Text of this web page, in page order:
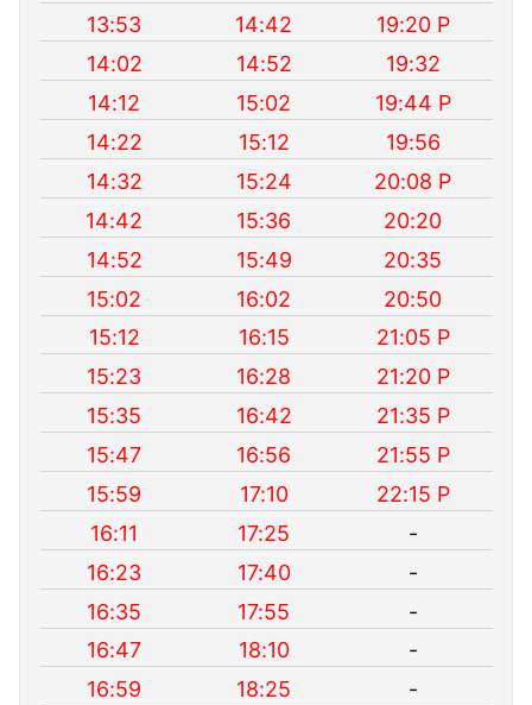
13:53
14:42
19:20 P
14:02
14:52
19:32
14:12
15:02
19:44 P
14:22
15:12
19:56
14:32
15:24
20:08 P
14:42
15:36
20:20
14:52
15:49
20:35
15:02
16:02
20:50
15:12
16:15
21:05 P
15:23
16:28
21:20 P
15:35
16:42
21:35 P
15:47
16:56
21:55 P
15:59
17:10
22:15 P
16:11
17:25
-
16:23
17:40
-
16:35
17:55
-
16:47
18:10
-
16:59
18:25
-